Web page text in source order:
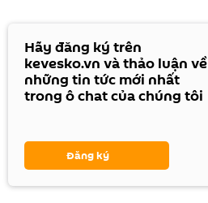
Hãy đăng ký trên
kevesko.vn và thảo luận về
những tin tức mới nhất
trong ô chat của chúng tôi
Đăng ký